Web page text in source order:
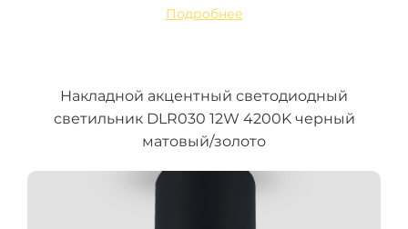
Подробнее
Накладной акцентный светодиодный
светильник DLR030 12W 4200K черный
матовый/золото